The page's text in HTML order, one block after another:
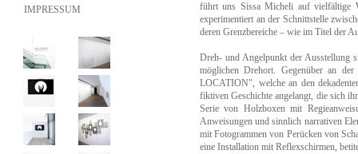
IMPRESSUM
führt uns Sissa Micheli auf vielfältige
experimentiert an der Schnittstelle
deren Grenzbereiche – wie im Titel der
Dreh- und Angelpunkt der Ausstellung
möglichen Drehort. Gegenüber an
LOCATION", welche an den
fiktiven Geschichte angelangt, die sich
Serie von Holzboxen mit
Anweisungen und sinnlich narrativen
mit Fotogrammen von Perücken von
eine Installation mit Reflexschirmen,